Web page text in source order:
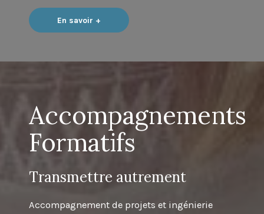
En savoir +
Accompagnements
Formatifs
Transmettre autrement
Accompagnement de projets et ingénierie